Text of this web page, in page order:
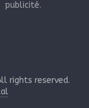
publicité.
rights reserved.